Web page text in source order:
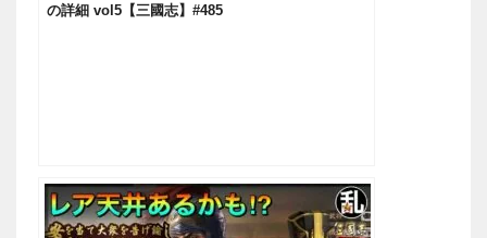
の詳細 vol5【三國志】#485